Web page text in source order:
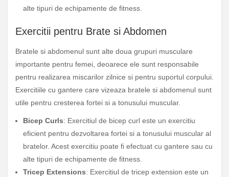
alte tipuri de echipamente de fitness.
Exercitii pentru Brate si Abdomen
Bratele si abdomenul sunt alte doua grupuri musculare
importante pentru femei, deoarece ele sunt responsabile
pentru realizarea miscarilor zilnice si pentru suportul corpului.
Exercitiile cu gantere care vizeaza bratele si abdomenul sunt
utile pentru cresterea fortei si a tonusului muscular.
Bicep Curls: Exercitiul de bicep curl este un exercitiu
eficient pentru dezvoltarea fortei si a tonusului muscular al
bratelor. Acest exercitiu poate fi efectuat cu gantere sau cu
alte tipuri de echipamente de fitness.
Tricep Extensions: Exercitiul de tricep extension este un